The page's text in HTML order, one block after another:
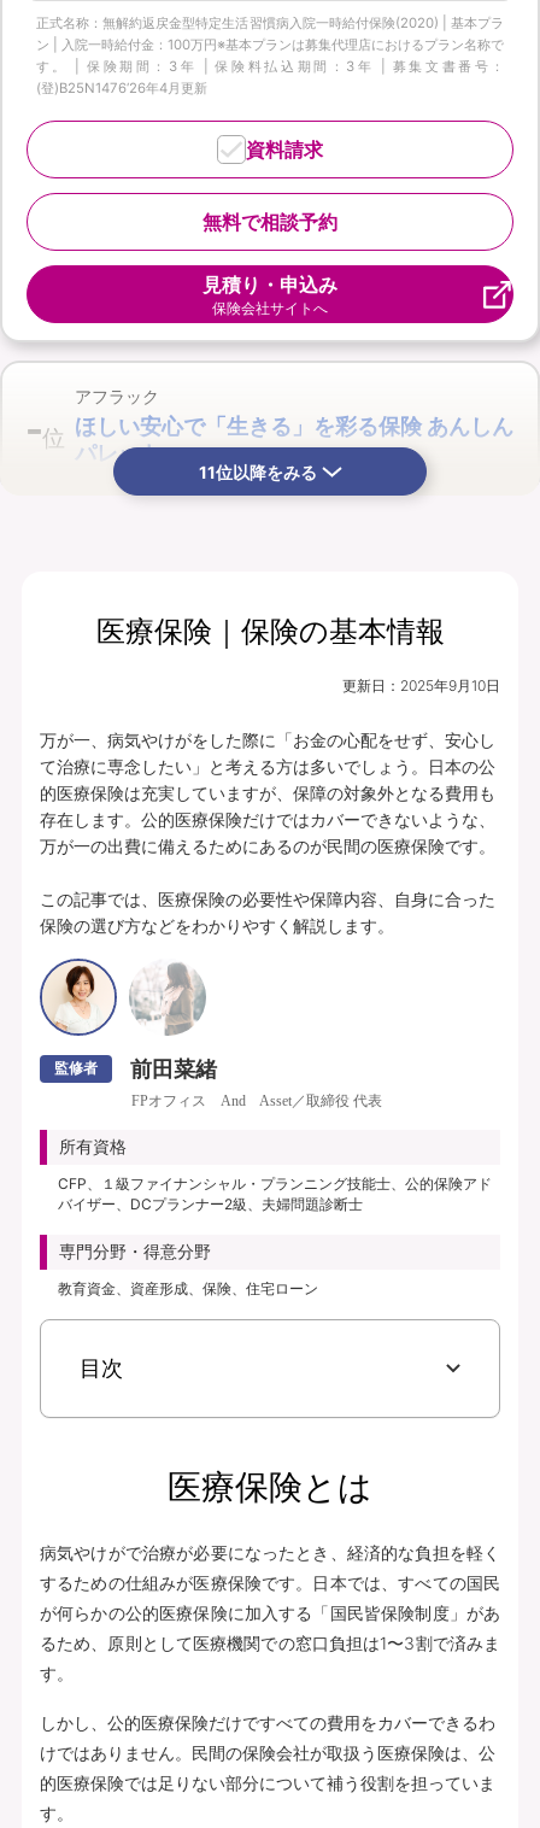
正式名称：無解約返戻金型特定生活習慣病入院一時給付保険(2020) | 基本プラ
ン | 入院一時給付金：100万円※基本プランは募集代理店におけるプラン名称で
す。 | 保険期間：3年 | 保険料払込期間：3年 | 募集文書番号：
(登)B25N1476‘26年4月更新
無料で相談予約
資料請求
見積り・申込み
保険会社サイトへ
-位
アフラック
ほしい安心で「生きる」を彩る保険 あんしん
パレット
月払保険料 保険期間
終身（総合先進医
プランの中身を見る
入院・手術・放射線治療、通院・先進医療
に備えられます。
豊富な特約ラインナップからお客さまのニ
ーズに合わせて保障を充実させることがで
きます。
あんしんパレット｜ていばん医療｜保険料払方タイプ：定額タイプ｜個別取扱
｜入院給付金日額5,000円（60日型）、通院給付金日額5,000円、手術・放射
線治療給付金特約 5万円(外来手術給付割合：100％)、総合先進医療特約付
き、保険料払込免除特約なし、初期入院10日給付特則付き、三大疾病支払日数
無制限延長特則付き | | 保険期間：終身（総合先進医療特約は10年） | 保険料
払込期間：終身（総合先進医療特約は10年） | 募集文書番号：AFH277-
2025-0355 2月17日(280217)
無料で相談予約
資料請求
11位以降をみる
医療保険｜保険の基本情報
更新日： 2025年9月10日
万が一、病気やけがをした際に「お金の心配をせず、安心し
て治療に専念したい」と考える方は多いでしょう。日本の公
的医療保険は充実していますが、保障の対象外となる費用も
存在します。公的医療保険だけではカバーできないような、
万が一の出費に備えるためにあるのが民間の医療保険です。
この記事では、医療保険の必要性や保障内容、自身に合った
保険の選び方などをわかりやすく解説します。
監修者 前田菜緒
FPオフィス And Asset／取締役 代表
所有資格
CFP、１級ファイナンシャル・プランニング技能士、公的保険アド
バイザー、DCプランナー2級、夫婦問題診断士
専門分野・得意分野
教育資金、資産形成、保険、住宅ローン
目次
医療保険とは
病気やけがで治療が必要になったとき、経済的な負担を軽く
するための仕組みが医療保険です。日本では、すべての国民
が何らかの公的医療保険に加入する「国民皆保険制度」があ
るため、原則として医療機関での窓口負担は1〜3割で済みま
す。
しかし、公的医療保険だけですべての費用をカバーできるわ
けではありません。民間の保険会社が取扱う医療保険は、公
的医療保険では足りない部分について補う役割を担っていま
す。